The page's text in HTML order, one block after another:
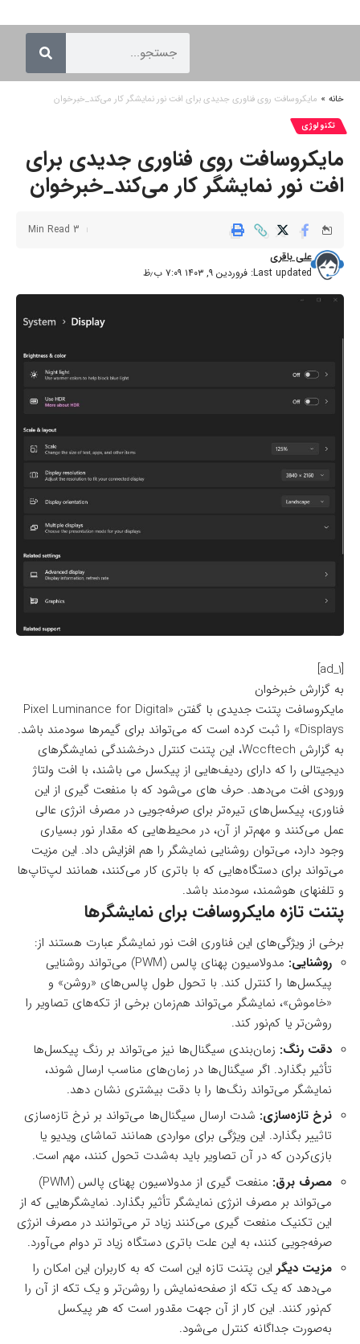
خانه » مایکروسافت روی فناوری جدیدی برای افت نور نمایشگر کار می‌کند_خبرخوان
تکنولوژی
مایکروسافت روی فناوری جدیدی برای
افت نور نمایشگر کار می‌کند_خبرخوان
Last updated: فروردین ۹, ۱۴۰۳ ۷:۰۹ ب٫ظ
علی باقری
3 Min Read
[ad_1]
به گزارش خبرخوان
مایکروسافت پتنت جدیدی با گفتن «Pixel Luminance for Digital
Displays» را ثبت کرده است که می‌تواند برای گیمرها سودمند باشد.
به گزارش Wccftech، این پتنت کنترل درخشندگی نمایشگرهای
دیجیتالی را که دارای ردیف‌هایی از پیکسل می باشند، با افت ولتاژ
ورودی افت می‌دهد. حرف های می‌شود که با منفعت گیری از این
فناوری، پیکسل‌های تیره‌تر برای صرفه‌جویی در مصرف انرژی عالی
عمل می‌کنند و مهم‌تر از آن، در محیط‌هایی که مقدار نور بسیاری
وجود دارد، می‌توان روشنایی نمایشگر را هم افزایش داد. این مزیت
می‌تواند برای دستگاه‌هایی که با باتری کار می‌کنند، همانند لپ‌تاپ‌ها
و تلفنهای هوشمند، سودمند باشد.
پتنت تازه مایکروسافت برای نمایشگرها
برخی از ویژگی‌های این فناوری افت نور نمایشگر عبارت هستند از:
روشنایی:
مدولاسیون پهنای پالس (PWM) می‌تواند روشنایی
پیکسل‌ها را کنترل کند. با تحول طول پالس‌های «روشن» و
«خاموش»، نمایشگر می‌تواند هم‌زمان برخی از تکه‌های تصاویر را
روشن‌تر یا کم‌نور کند.
دقت رنگ: زمان‌بندی سیگنال‌ها نیز می‌تواند بر رنگ پیکسل‌ها
تأثیر بگذارد. اگر سیگنال‌ها در زمان‌های مناسب ارسال شوند،
نمایشگر می‌تواند رنگ‌ها را با دقت بیشتری نشان دهد.
نرخ تازه‌سازی: شدت ارسال سیگنال‌ها می‌تواند بر نرخ تازه‌سازی
تاثییر بگذارد. این ویژگی برای مواردی همانند تماشای ویدیو یا
بازی‌کردن که در آن تصاویر باید به‌شدت تحول کنند، مهم است.
مصرف برق:
منفعت گیری از مدولاسیون پهنای پالس (PWM)
می‌تواند بر مصرف انرژی نمایشگر تأثیر بگذارد. نمایشگرهایی که از
این تکنیک منفعت گیری می‌کنند زیاد تر می‌توانند در مصرف انرژی
صرفه‌جویی کنند، به این علت باتری دستگاه زیاد تر دوام می‌آورد.
مزیت دیگر این پتنت تازه این است که به کاربران این امکان را
می‌دهد که یک تکه از صفحه‌نمایش را روشن‌تر و یک تکه از آن را
کم‌نور کنند. این کار از آن جهت مقدور است که هر پیکسل
به‌صورت جداگانه کنترل می‌شود.